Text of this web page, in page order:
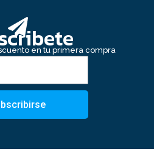
en tu primera compra